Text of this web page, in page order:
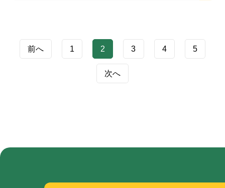
前へ 1 2 3 4 5
次へ